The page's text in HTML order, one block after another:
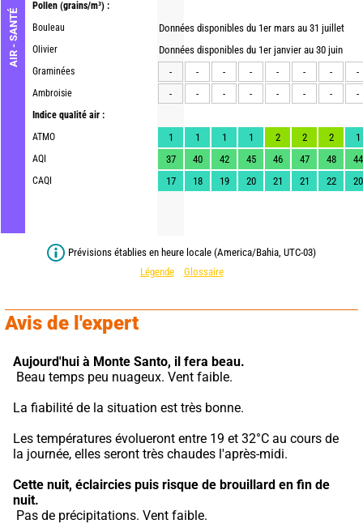
AIR - SANTÉ
Pollen (grains/m³) :
Bouleau
Olivier
Graminées
Ambroisie
Indice qualité air :
ATMO
AQI
CAQI
Données disponibles du 1er mars au 31 juillet
Données disponibles du 1er janvier au 30 juin
-
- - - - - -
-
-
- - - - - - -
1 1 1 1 2 2 2
1
37
40 42 45 46 47 48
44
17
18 19 20 21 21 22 20
Prévisions établies en heure locale (America/Bahia, UTC-03)
Légende
Glossaire
Avis de l'expert
Aujourd'hui à Monte Santo, il fera beau.
Beau temps peu nuageux. Vent faible.
La fiabilité de la situation est très bonne.
Les températures évolueront entre 19 et 32°C au cours de
la journée, elles seront très chaudes l'après-midi.
Cette nuit, éclaircies puis risque de brouillard en fin de
nuit.
Pas de précipitations. Vent faible.